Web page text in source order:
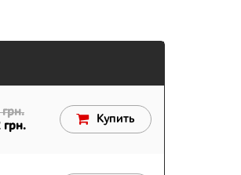
грн.
Купить